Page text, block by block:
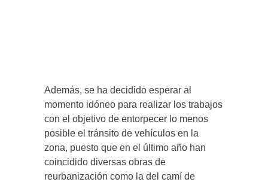
Además, se ha decidido esperar al
momento idóneo para realizar los trabajos
con el objetivo de entorpecer lo menos
posible el tránsito de vehículos en la
zona, puesto que en el último año han
coincidido diversas obras de
reurbanización como la del camí de